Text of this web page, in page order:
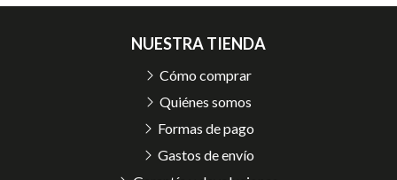
NUESTRA TIENDA
Cómo comprar
Quiénes somos
Formas de pago
Gastos de envío